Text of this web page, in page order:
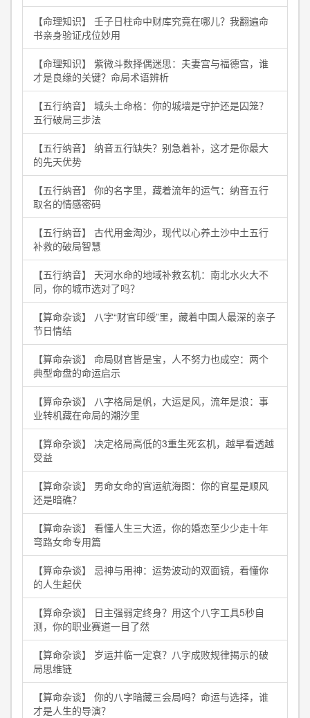
【命理知识】 壬子日柱命中财库究竟在哪儿？我翻遍命
书亲身验证戌位妙用
【命理知识】 紫微斗数择偶迷思：夫妻宫与福德宫，谁
才是良缘的关键？命局术语辨析
【五行纳音】 城头土命格：你的城墙是守护还是囚笼？
五行破局三步法
【五行纳音】 纳音五行缺失？别急着补，这才是你最大
的先天优势
【五行纳音】 你的名字里，藏着流年的运气：纳音五行
取名的情感密码
【五行纳音】 古代用金淘沙，现代以心养土沙中土五行
补救的破局智慧
【五行纳音】 天河水命的地域补救玄机：南北水火大不
同，你的城市选对了吗？
【算命杂谈】 八字“财官印绶”里，藏着中国人最深的亲子
节日情结
【算命杂谈】 命局财官皆是宝，人不努力也成空：两个
典型命盘的命运启示
【算命杂谈】 八字格局是帆，大运是风，流年是浪：事
业转机藏在命局的潮汐里
【算命杂谈】 决定格局高低的3重生死玄机，越早看透越
受益
【算命杂谈】 男命女命的官运航海图：你的官星是顺风
还是暗礁？
【算命杂谈】 看懂人生三大运，你的婚恋至少少走十年
弯路女命专用篇
【算命杂谈】 忌神与用神：运势波动的双面镜，看懂你
的人生起伏
【算命杂谈】 日主强弱定终身？用这个八字工具5秒自
测，你的职业赛道一目了然
【算命杂谈】 岁运并临一定衰？八字成败规律揭示的破
局思维链
【算命杂谈】 你的八字暗藏三会局吗？命运与选择，谁
才是人生的导演？